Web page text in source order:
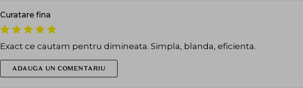
Curatare fina
Exact ce cautam pentru dimineata. Simpla, blanda, eficienta.
ADAUGA UN COMENTARIU